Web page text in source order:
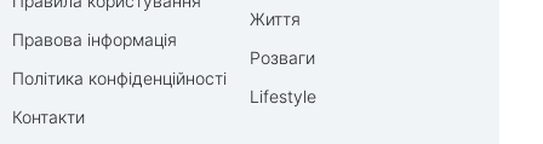
Правова інформація
Політика конфіденційності
Контакти
Життя
Розваги
Lifestyle